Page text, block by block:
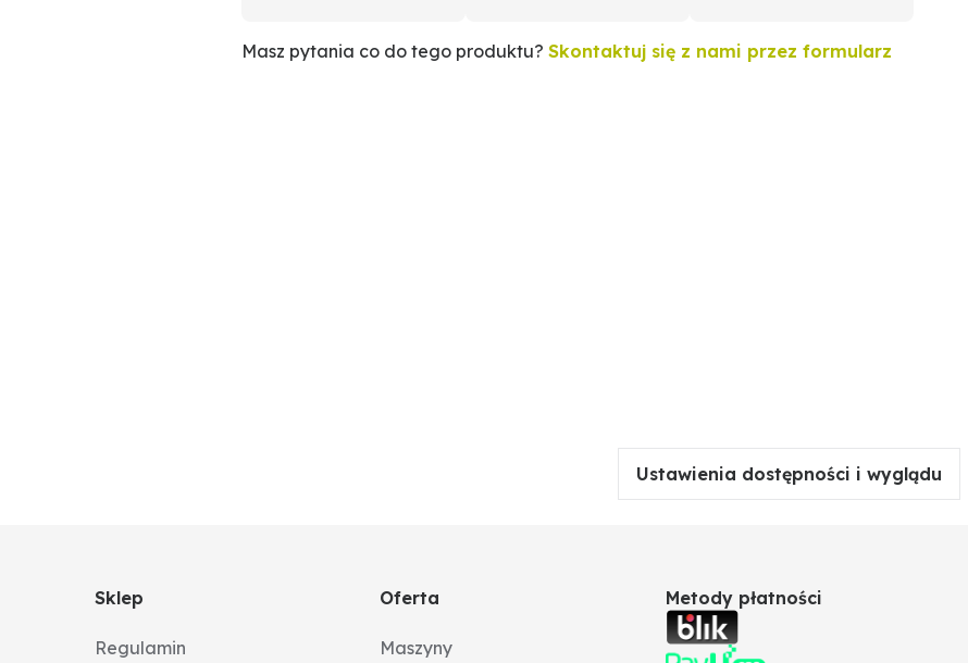
Masz pytania co do tego produktu? Skontaktuj się z nami przez formularz
Ustawienia dostępności i wyglądu
Sklep
Regulamin
Oferta
Maszyny
Metody płatności